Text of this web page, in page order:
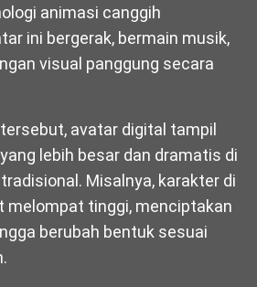
animasi canggih
ini bergerak, bermain musik,
visual panggung secara
avatar digital tampil
lebih besar dan dramatis di
Misalnya, karakter di
melompat tinggi, menciptakan
berubah bentuk sesuai